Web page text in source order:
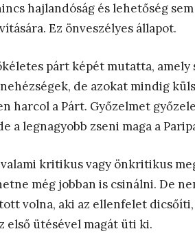
hajlandóság és lehetőség
Ez önveszélyes állapot.
párt képét mutatta, amely
de azokat mindig
harcol a Párt. Győzelmet
legnagyobb zseni maga a
kritikus vagy önkritikus
még jobban is csinálni. De
volna, aki az ellenfelet dicsőíti,
első ütésével magát üti ki.